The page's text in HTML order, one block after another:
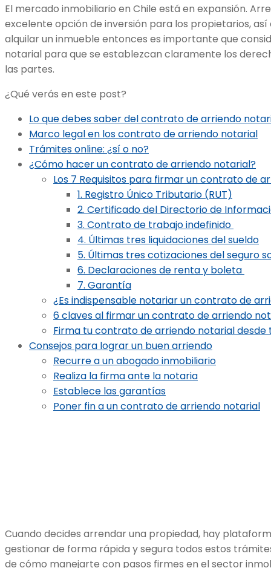
El mercado inmobiliario en Chile está en expansión.
excelente opción de inversión para los propietarios, así
alquilar un inmueble entonces es importante que
notarial para que se establezcan claramente los
las partes.
¿Qué verás en este post?
Lo que debes saber del contrato de arriendo
Marco legal en los contrato de arriendo notarial
Trámites online: ¿sí o no?
¿Cómo hacer un contrato de arriendo notarial?
Los 7 Requisitos para firmar un contrato de
1. Registro Único Tributario (RUT)
2. Certificado del Directorio de
3. Contrato de trabajo indefinido
4. Últimas tres liquidaciones del sueldo
5. Últimas tres cotizaciones del seguro
6. Declaraciones de renta y boleta
7. Garantía
¿Es indispensable notariar un contrato de
6 claves al firmar un contrato de arriendo
Firma tu contrato de arriendo notarial desde
Consejos para lograr un buen arriendo
Recurre a un abogado inmobiliario
Realiza la firma ante la notaria
Establece las garantías
Poner fin a un contrato de arriendo notarial
Cuando decides arrendar una propiedad, hay
gestionar de forma rápida y segura todos estos
de cómo manejarte con pasos firmes en el sector